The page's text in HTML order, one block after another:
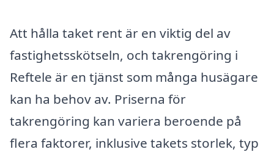
Att hålla taket rent är en viktig del av
fastighetsskötseln, och takrengöring i
Reftele är en tjänst som många husägare
kan ha behov av. Priserna för
takrengöring kan variera beroende på
flera faktorer, inklusive takets storlek, typ